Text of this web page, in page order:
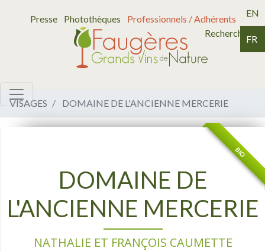
Presse Photothèques
Professionnels / Adhérents
Recherche
EN
FR
VISAGES DOMAINE DE L'ANCIENNE MERCERIE
BIO
DOMAINE DE
L'ANCIENNE MERCERIE
NATHALIE ET FRANÇOIS CAUMETTE